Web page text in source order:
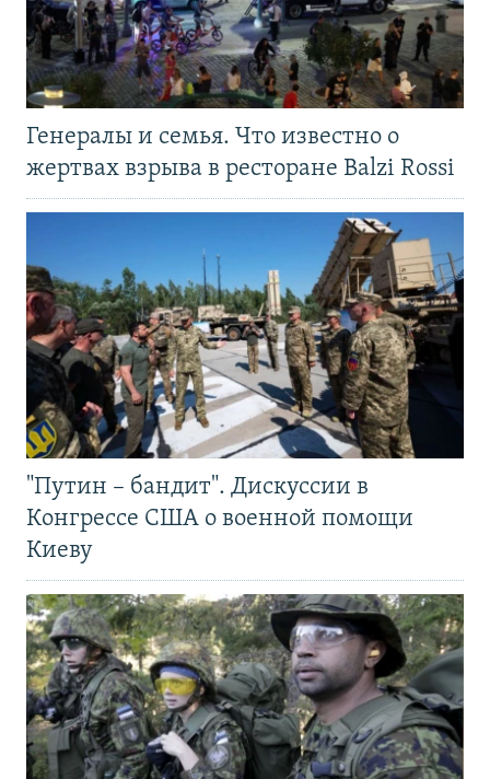
Генералы и семья. Что известно о
жертвах взрыва в ресторане Balzi Rossi
"Путин – бандит". Дискуссии в
Конгрессе США о военной помощи
Киеву